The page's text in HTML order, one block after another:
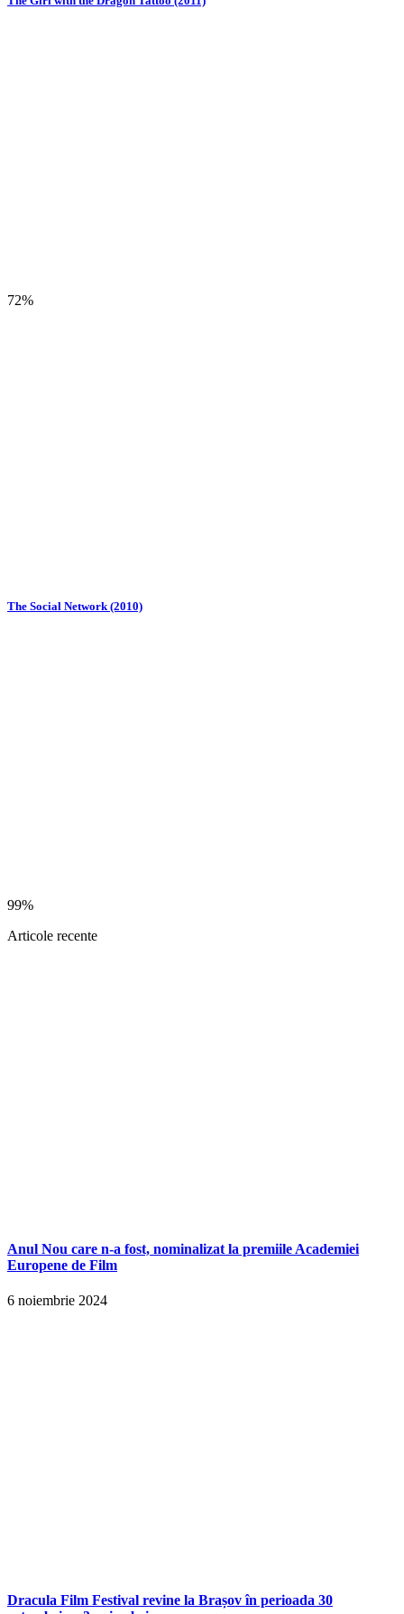
72%
The Social Network (2010)
99%
Articole recente
Anul Nou care n-a fost, nominalizat la premiile Academiei
Europene de Film
6 noiembrie 2024
Dracula Film Festival revine la Brașov în perioada 30